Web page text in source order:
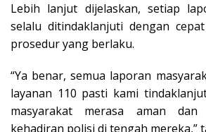
Lebih lanjut dijelaskan, setiap
selalu ditindaklanjuti dengan
prosedur yang berlaku.
“Ya benar, semua laporan
layanan 110 pasti kami
masyarakat merasa aman dan
kehadiran polisi di tengah mereka,”